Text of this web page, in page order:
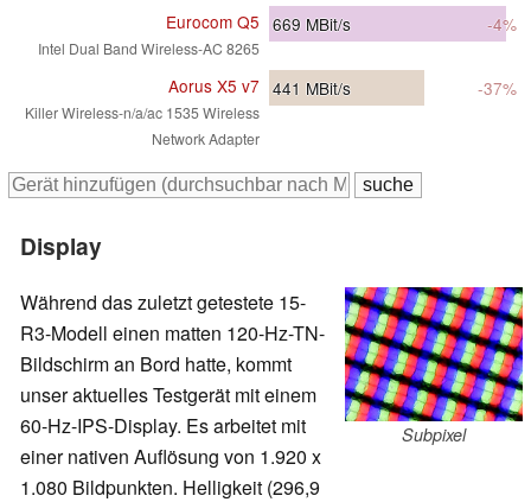
Eurocom Q5
Intel Dual Band Wireless-AC 8265
669 MBit/s -4%
Aorus X5 v7
Killer Wireless-n/a/ac 1535 Wireless
Network Adapter
441 MBit/s -37%
Display
Subpixel
Während das zuletzt getestete 15-
R3-Modell einen matten 120-Hz-TN-
Bildschirm an Bord hatte, kommt
unser aktuelles Testgerät mit einem
60-Hz-IPS-Display. Es arbeitet mit
einer nativen Auflösung von 1.920 x
1.080 Bildpunkten. Helligkeit (296,9